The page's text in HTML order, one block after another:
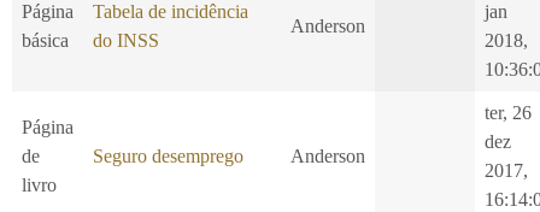
Página
básica
Tabela de incidência
do INSS
Anderson
jan
2018,
Página
de
livro
Seguro desemprego Anderson
ter, 26
dez
2017,